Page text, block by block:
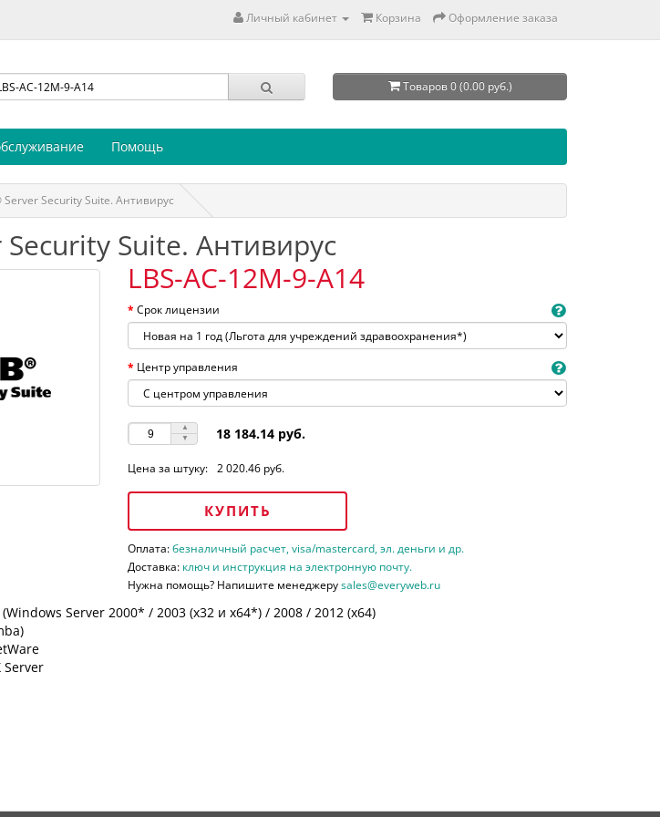
Личный кабинет Корзина Оформление заказа
Товаров 0 (0.00 руб.)
Помощь
Security Suite. Антивирус
Suite. Антивирус
LBS-AC-12M-9-A14
Срок лицензии
Центр управления
18 184.14 руб.
Цена за штуку: 2 020.46 руб.
КУПИТЬ
Оплата:безналичный расчет, visa/mastercard, эл. деньги и др.
Доставка: ключ и инструкция на электронную почту.
Нужна помощь? Напишите менеджеруsales@everyweb.ru
Server 2000* / 2003 (х32 и х64*) / 2008 / 2012 (х64)
Server